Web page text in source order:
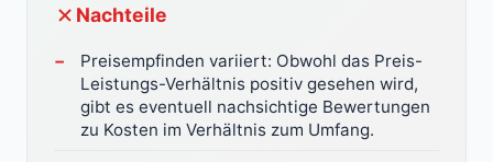
Nachteile
Preisempfinden variiert: Obwohl das Preis-
Leistungs-Verhältnis positiv gesehen wird,
gibt es eventuell nachsichtige Bewertungen
zu Kosten im Verhältnis zum Umfang.